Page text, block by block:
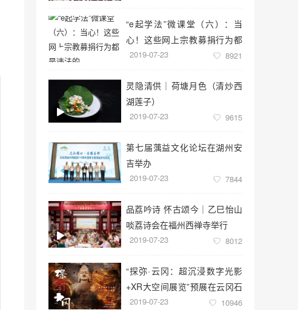
“e起学法”微课堂（六）：当
心！这些网上宗教募捐行为都
是违法的
2019-07-23 8921
灵隐清供｜​荷塘月色（清炒西
湖莲子）
2019-07-23 9615
第七届蕅益文化论坛在湖州安
吉举办
2019-07-23 7844
品荔吟诗 怀古颂今｜乙巳怡山
啖荔诗会在福州西禅寺举行
2019-07-23 8012
“探弥·云冈：超沉浸数字光影
+XR大空间展览”预展在云冈石
窟云冈美术馆启幕
2019-07-23 10946